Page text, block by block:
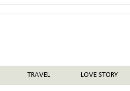
TRAVEL LOVE STORY